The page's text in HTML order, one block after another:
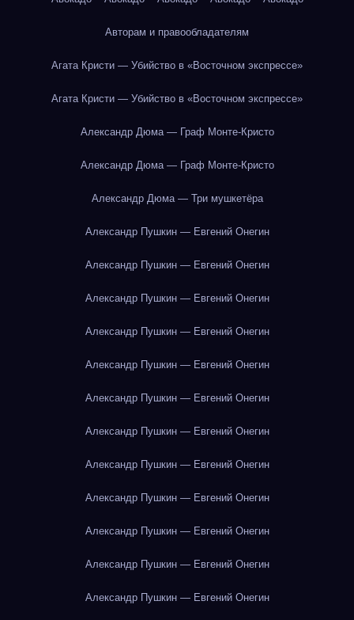
Авторам и правообладателям
Агата Кристи — Убийство в «Восточном экспрессе»
Агата Кристи — Убийство в «Восточном экспрессе»
Александр Дюма — Граф Монте-Кристо
Александр Дюма — Граф Монте-Кристо
Александр Дюма — Три мушкетёра
Александр Пушкин — Евгений Онегин
Александр Пушкин — Евгений Онегин
Александр Пушкин — Евгений Онегин
Александр Пушкин — Евгений Онегин
Александр Пушкин — Евгений Онегин
Александр Пушкин — Евгений Онегин
Александр Пушкин — Евгений Онегин
Александр Пушкин — Евгений Онегин
Александр Пушкин — Евгений Онегин
Александр Пушкин — Евгений Онегин
Александр Пушкин — Евгений Онегин
Александр Пушкин — Евгений Онегин